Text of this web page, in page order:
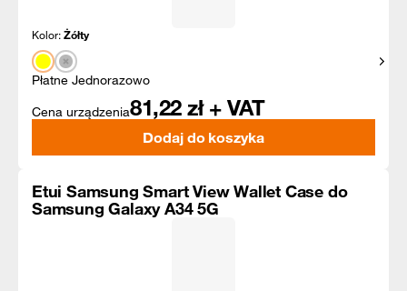
Kolor:Żółty
Płatne Jednorazowo
Cena urządzenia81,22 zł + VAT
Dodaj do koszyka
Etui Samsung Smart View Wallet Case do
Samsung Galaxy A34 5G